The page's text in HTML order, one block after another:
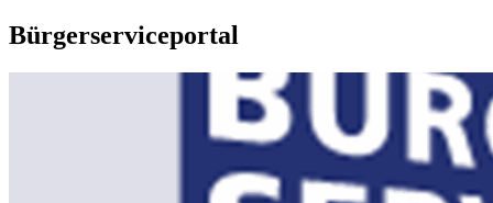
Bürgerserviceportal